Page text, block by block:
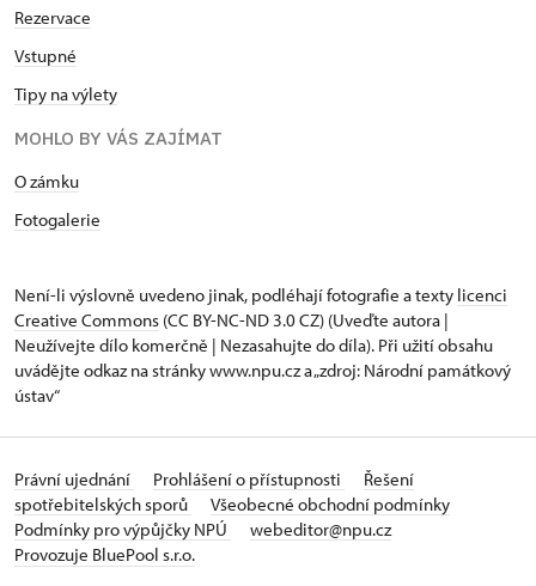
Rezervace
Vstupné
Tipy na výlety
MOHLO BY VÁS ZAJÍMAT
O zámku
Fotogalerie
Není-li výslovně uvedeno jinak, podléhají fotografie a texty licenci
Creative Commons (CC BY-NC-ND 3.0 CZ) (Uveďte autora |
Neužívejte dílo komerčně | Nezasahujte do díla). Při užití obsahu
uvádějte odkaz na stránky www.npu.cz a „zdroj: Národní památkový
ústav“
Právní ujednání Prohlášení o přístupnosti
Řešení
spotřebitelských sporů
Všeobecné obchodní podmínky
Podmínky pro výpůjčky NPÚ
webeditor@npu.cz
Provozuje BluePool s.r.o.